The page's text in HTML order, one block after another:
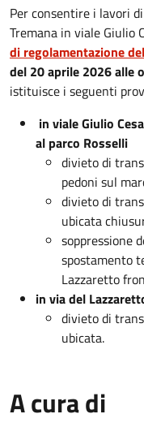
Per consentire i lavori
Tremana in viale Giulio
di regolamentazione
del 20 aprile 2026 alle
istituisce i seguenti
in viale Giulio
al parco Rosselli
divieto di
pedoni sul
divieto di
ubicata
soppressione
spostamento
Lazzaretto
in via del
divieto di
ubicata.
A cura di